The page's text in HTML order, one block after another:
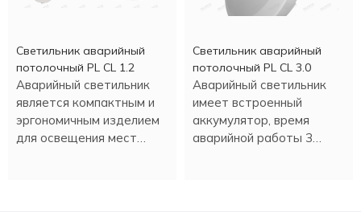
Светильник аварийный
потолочный PL CL 1.2
Аварийный светильник
является компактным и
эргономичным изделием
для освещения мест
Светильник аварийный
потолочный PL CL 3.0
Аварийный светильник
имеет встроенный
аккумулятор, время
аварийной работы 3